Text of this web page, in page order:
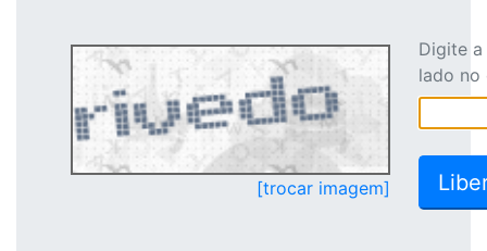
[trocar imagem]
Digite
lado no